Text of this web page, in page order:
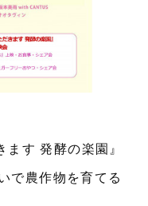
す 発酵の楽園』
で農作物を育てる